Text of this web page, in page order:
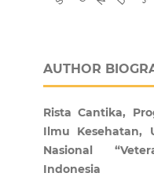
AUTHOR
Rista Cantika,
Ilmu Kesehatan,
Nasional
Indonesia